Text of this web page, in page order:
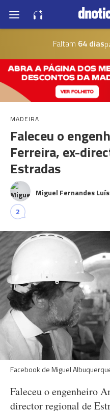
Faltam 64 dias
MADEIRA
Faleceu o
Ferreira, ex-
Estradas
Miguel Fernandes Luís
2
Facebook de Miguel
Faleceu o engenheiro
director regional de